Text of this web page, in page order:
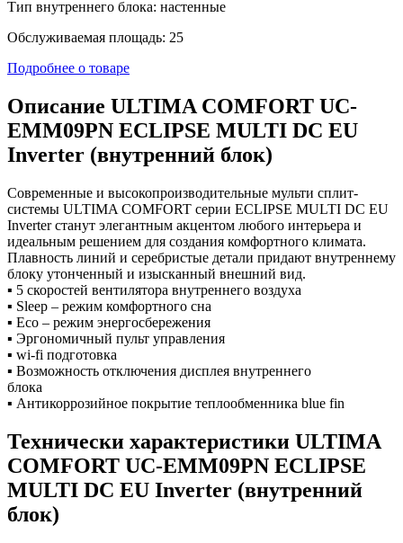
Тип внутреннего блока: настенные
Обслуживаемая площадь: 25
Подробнее о товаре
Описание ULTIMA COMFORT UC-
EMM09PN ECLIPSE MULTI DC EU
Inverter (внутренний блок)
Современные и высокопроизводительные мульти сплит-
системы ULTIMA COMFORT серии ECLIPSE MULTI DC EU
Inverter станут элегантным акцентом любого интерьера и
идеальным решением для создания комфортного климата.
Плавность линий и серебристые детали придают внутреннему
блоку утонченный и изысканный внешний вид.
▪ 5 скоростей вентилятора внутреннего воздуха
▪ Sleep – режим комфортного сна
▪ Eco – режим энергосбережения
▪ Эргономичный пульт управления
▪ wi-fi подготовка
▪ Возможность отключения дисплея внутреннего
блока
▪ Антикоррозийное покрытие теплообменника blue fin
Технически характеристики ULTIMA
COMFORT UC-EMM09PN ECLIPSE
MULTI DC EU Inverter (внутренний
блок)